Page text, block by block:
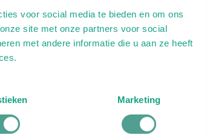
voor social media te bieden en om ons
site met onze partners voor social
met andere informatie die u aan ze heeft
Marketing
Historie medisch
Bestuur